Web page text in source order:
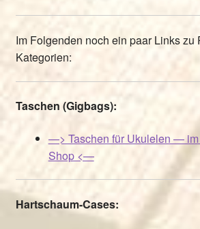
Im Folgenden noch ein paar Links zu
Kategorien:
Taschen (Gigbags):
—> Taschen für Ukulelen —
Shop <—
Hartschaum-Cases: